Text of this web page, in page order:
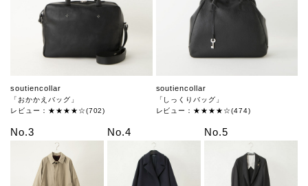
soutiencollar
「おかかえバッグ」
レビュー：★★★★☆(702)
soutiencollar
「しっくりバッグ」
レビュー：★★★★☆(474)
No.3 No.4 No.5